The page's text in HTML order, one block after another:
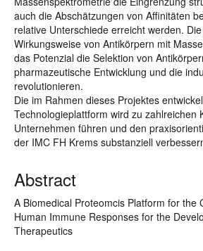
auch die Abschätzungen von Affinitäten
relative Unterschiede erreicht werden.
Wirkungsweise von Antikörpern mit
das Potenzial die Selektion von
pharmazeutische Entwicklung und die
revolutionieren.
Die im Rahmen dieses Projektes
Technologieplattform wird zu zahlreichen
Unternehmen führen und den
der IMC FH Krems substanziell
Abstract
A Biomedical Proteomcis Platform for the
Human Immune Responses for the
Therapeutics